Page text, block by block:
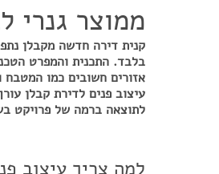
ממוצר גנרי
קנית דירה חדשה מקבלן
בלבד. התכנית והמפרט
אזורים חשובים כמו המטבח
עיצוב פנים לדירת קבלן
לתוצאה ברמה של פרויקט
למה צריך עיצוב